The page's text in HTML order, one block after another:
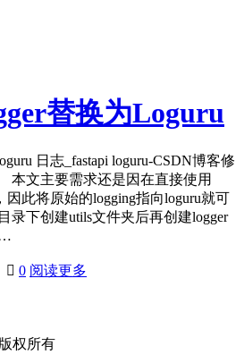
替换为Loguru
日志_fastapi loguru-CSDN博客修
本文主要需求还是因在直接使用
因此将原始的logging指向loguru就可
录下创建utils文件夹后再创建logger
…
 0 阅读更多
权所有